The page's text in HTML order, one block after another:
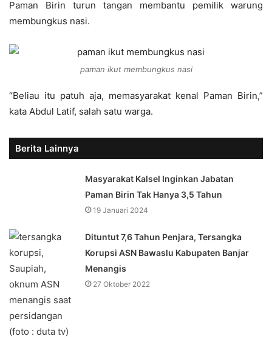
Paman Birin turun tangan membantu pemilik warung
membungkus nasi.
paman ikut membungkus nasi
“Beliau itu patuh aja, memasyarakat kenal Paman Birin,”
kata Abdul Latif, salah satu warga.
Berita Lainnya
Masyarakat Kalsel Inginkan Jabatan
Paman Birin Tak Hanya 3,5 Tahun
19 Januari 2024
Dituntut 7,6 Tahun Penjara, Tersangka
Korupsi ASN Bawaslu Kabupaten Banjar
Menangis
27 Oktober 2022